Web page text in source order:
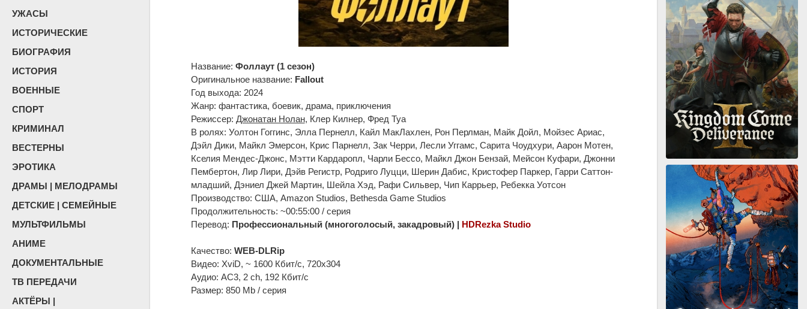
УЖАСЫ
ИСТОРИЧЕСКИЕ
БИОГРАФИЯ
ИСТОРИЯ
ВОЕННЫЕ
СПОРТ
КРИМИНАЛ
ВЕСТЕРНЫ
ЭРОТИКА
ДРАМЫ | МЕЛОДРАМЫ
ДЕТСКИЕ | СЕМЕЙНЫЕ
МУЛЬТФИЛЬМЫ
АНИМЕ
ДОКУМЕНТАЛЬНЫЕ
ТВ ПЕРЕДАЧИ
АКТЁРЫ |
Название: Фоллаут (1 сезон)
Оригинальное название: Fallout
Год выхода: 2024
Жанр: фантастика, боевик, драма, приключения
Режиссер: Джонатан Нолан, Клер Килнер, Фред Туа
В ролях: Уолтон Гоггинс, Элла Пернелл, Кайл МакЛахлен, Рон Перлман, Майк Дойл, Мойзес Ариас,
Дэйл Дики, Майкл Эмерсон, Крис Парнелл, Зак Черри, Лесли Уггамс, Сарита Чоудхури, Аарон Мотен,
Кселия Мендес-Джонс, Мэтти Кардаропл, Чарли Бессо, Майкл Джон Бензай, Мейсон Куфари, Джонни
Пембертон, Лир Лири, Дэйв Регистр, Родриго Луцци, Шерин Дабис, Кристофер Паркер, Гарри Саттон-
младший, Дэниел Джей Мартин, Шейла Хэд, Рафи Сильвер, Чип Каррьер, Ребекка Уотсон
Производство: США, Amazon Studios, Bethesda Game Studios
Продолжительность: ~00:55:00 / серия
Перевод: Профессиональный (многоголосый, закадровый) | HDRezka Studio
Качество: WEB-DLRip
Видео: XviD, ~ 1600 Кбит/с, 720x304
Аудио: AC3, 2 ch, 192 Кбит/с
Размер: 850 Mb / серия